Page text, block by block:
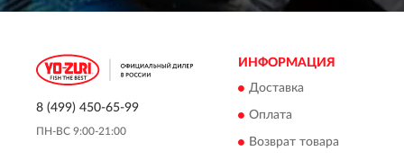
8 (499) 450-65-99
ПН-ВС 9:00-21:00
ИНФОРМАЦИЯ
Доставка
Оплата
Возврат товара